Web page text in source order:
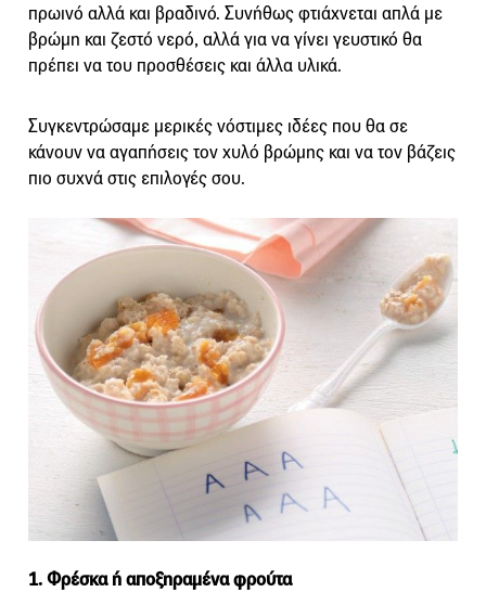
πρωινό αλλά και βραδινό. Συνήθως φτιάχνεται απλά με
βρώμη και ζεστό νερό, αλλά για να γίνει γευστικό θα
πρέπει να του προσθέσεις και άλλα υλικά.
Συγκεντρώσαμε μερικές νόστιμες ιδέες που θα σε
κάνουν να αγαπήσεις τον χυλό βρώμης και να τον βάζεις
πιο συχνά στις επιλογές σου.
1. Φρέσκα ή αποξηραμένα φρούτα